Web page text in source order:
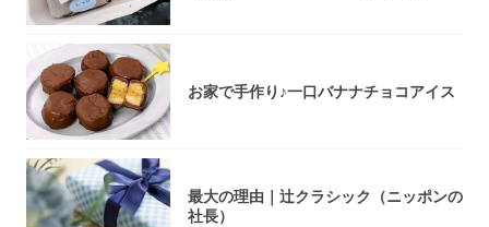
お家で手作り♪一口バナナチョコアイス
最大の理由｜辻クラシック（ニッポンの
社長）